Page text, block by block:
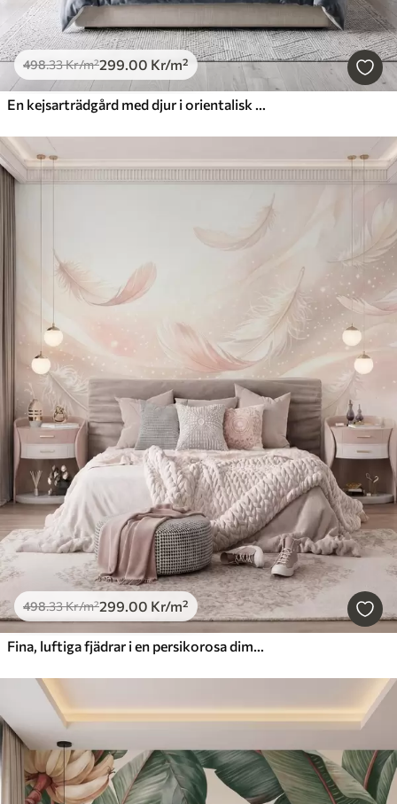
498.33Kr/m²299.00 Kr/m²
En kejsarträdgård med djur i orientalisk stil – apa, leopard, tiger, påfågel och häger
498.33Kr/m²299.00 Kr/m²
Fina, luftiga fjädrar i en persikorosa dimma med skimmer